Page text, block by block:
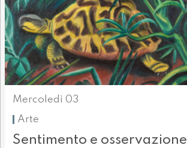
Mercoledì 03
Arte
Sentimento e osservazione